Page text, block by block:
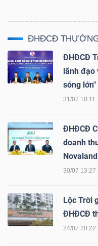
ĐHĐCĐ
ĐHĐCĐ
lãnh
sóng lớn"
31/07 10:11
ĐHĐCĐ
doanh
30/07 13:27
Lộc Trời
ĐHĐCĐ
24/07 20:22
SÓC
SỨC
TÀI
CÔNG